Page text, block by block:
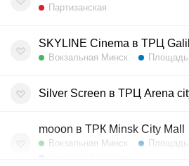
Партизанская
SKYLINE Cinema в ТРЦ
Вокзальная Минск Площадь
Silver Screen в ТРЦ Arena
mooon в ТРК Minsk City Mall
Вокзальная Минск
Площадь